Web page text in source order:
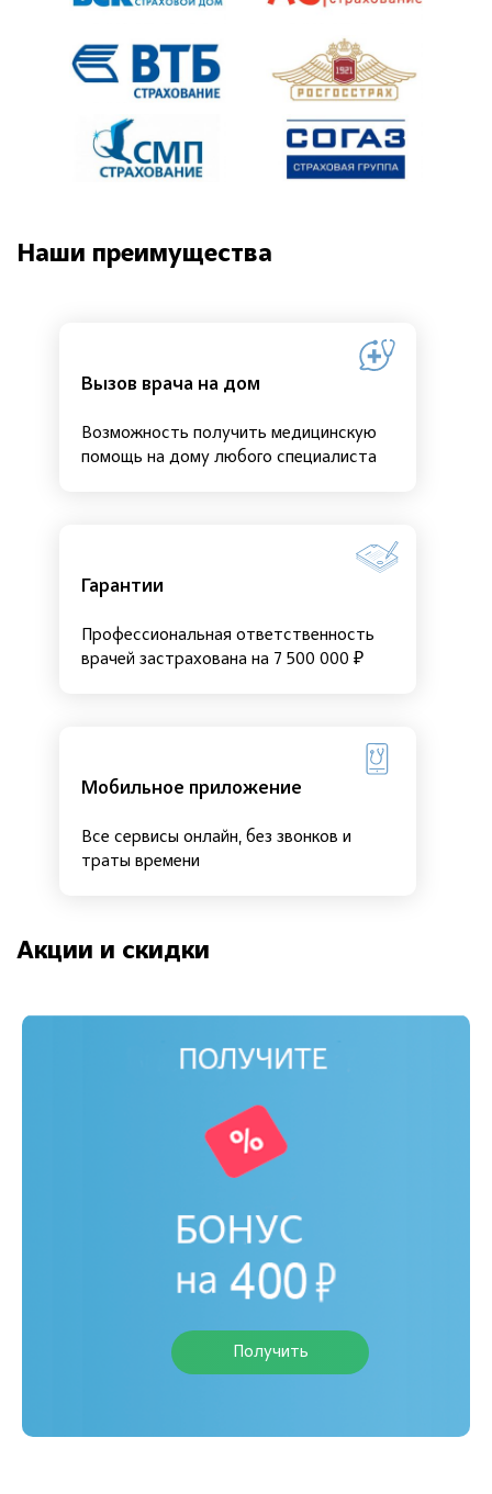
Наши преимущества
Вызов врача на дом
Возможность получить медицинскую
помощь на дому любого специалиста
Гарантии
Профессиональная ответственность
врачей застрахована на 7 500 000 ₽
Мобильное приложение
Все сервисы онлайн, без звонков и
траты времени
Акции и скидки
Получить